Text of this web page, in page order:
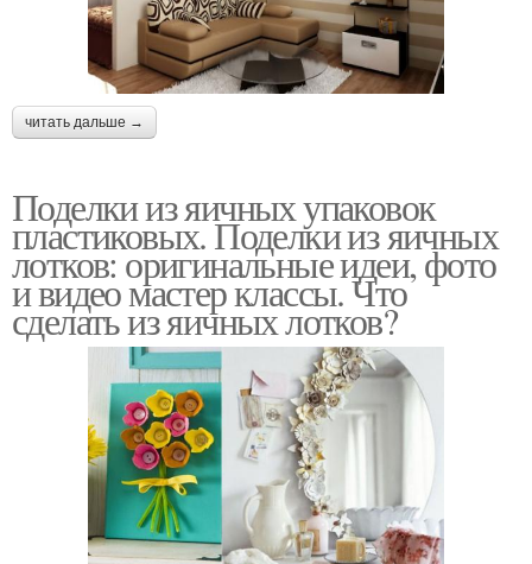
читать дальше →
Поделки из яичных упаковок
пластиковых. Поделки из яичных
лотков: оригинальные идеи, фото
и видео мастер классы. Что
сделать из яичных лотков?